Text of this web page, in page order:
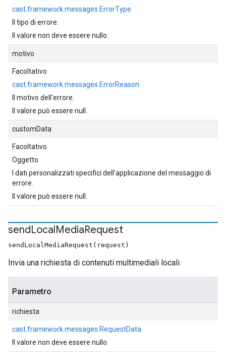
cast.framework.messages.ErrorType
Il tipo di errore.
Il valore non deve essere nullo.
motivo
Facoltativo
cast.framework.messages.ErrorReason
Il motivo dell'errore.
Il valore può essere null.
customData
Facoltativo
Oggetto
I dati personalizzati specifici dell'applicazione del messaggio di
errore.
Il valore può essere null.
sendLocalMediaRequest
sendLocalMediaRequest(request)
Invia una richiesta di contenuti multimediali locali.
Parametro
richiesta
cast.framework.messages.RequestData
Il valore non deve essere nullo.